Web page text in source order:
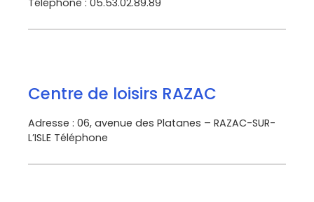
Téléphone : 05.53.02.89.89
Centre de loisirs RAZAC
Adresse : 06, avenue des Platanes – RAZAC-SUR-
L’ISLE Téléphone